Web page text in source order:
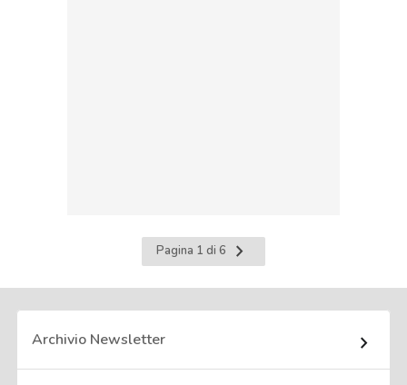
Pagina 1 di 6
Pagina
successiva
Archivio Newsletter